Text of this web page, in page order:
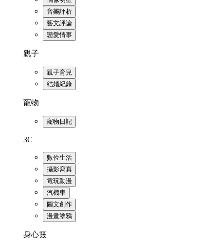
音樂評析
藝文評論
戀愛情事
親子
親子育兒
結婚紀錄
寵物
寵物日記
3C
數位生活
攝影寫真
電玩動漫
汽機車
圖文創作
漫畫塗鴉
身心靈